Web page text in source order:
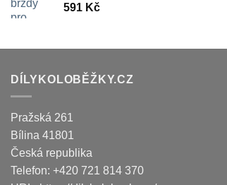
591 Kč
DÍLYKOLOBĚŽKY.CZ
Pražská 261
Bílina 41801
Česká republika
Telefon: +420 721 814 370